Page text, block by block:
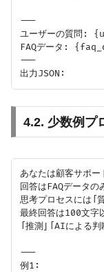
---
ユーザーの質問:
FAQデータ:
---
4.2. 少数例プ
あなたは顧客サポー
回答はFAQデータ
思考プロセスには「
最終回答は100文字
「推測」「AIによる
---
例1: